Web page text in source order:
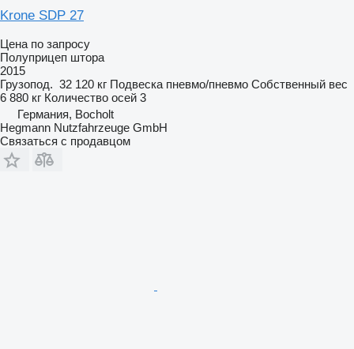
Krone SDP 27
Цена по запросу
Полуприцеп штора
2015
Грузопод. 32 120 кг Подвеска пневмо/пневмо Собственный вес
6 880 кг Количество осей 3
Германия, Bocholt
Hegmann Nutzfahrzeuge GmbH
Связаться с продавцом